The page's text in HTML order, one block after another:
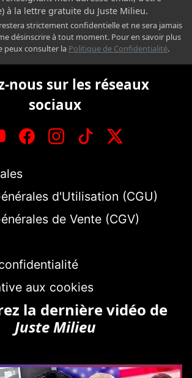
à la lettre gratuite du Juste Milieu.
strictement confidentielle et ne sera jamais
désinscrire à tout moment. Pour en savoir plus
peux consulter la Politique de Confidentialité.
nous sur les réseaux
sociaux
d'Utilisation (CGU)
de Vente (CGV)
aux cookies
la dernière vidéo de
Juste Milieu